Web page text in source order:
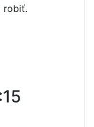
robiť.